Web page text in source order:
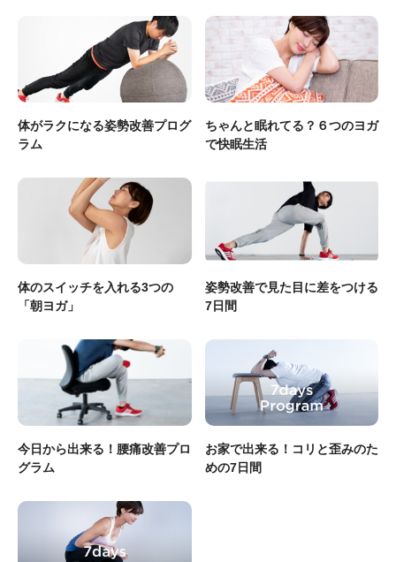
体がラクになる姿勢改善プログ
ラム
ちゃんと眠れてる？６つのヨガ
で快眠生活
体のスイッチを入れる3つの
「朝ヨガ」
姿勢改善で見た目に差をつける
7日間
今日から出来る！腰痛改善プロ
グラム
お家で出来る！コリと歪みのた
めの7日間